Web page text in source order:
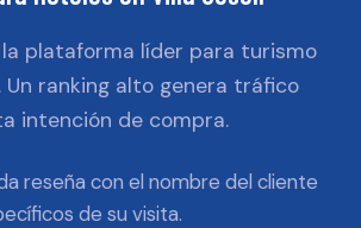
plataforma líder para turismo
ranking alto genera tráfico
intención de compra.
reseña con el nombre del cliente
de su visita.